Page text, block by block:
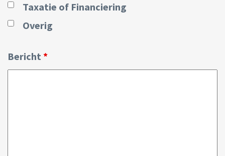
Taxatie of Financiering
Overig
Bericht *